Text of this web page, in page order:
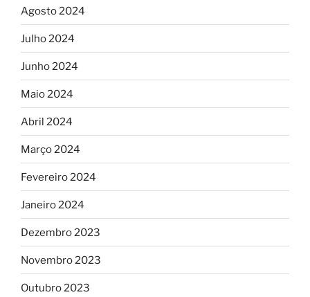
Agosto 2024
Julho 2024
Junho 2024
Maio 2024
Abril 2024
Março 2024
Fevereiro 2024
Janeiro 2024
Dezembro 2023
Novembro 2023
Outubro 2023